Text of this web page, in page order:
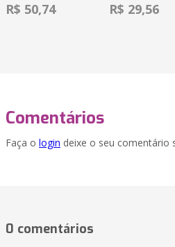
R$ 50,74 R$ 29,56
Comentários
Faça o login deixe o seu comentário
0 comentários